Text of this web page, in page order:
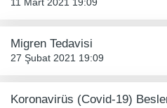
11 Mart 2021 19:09
Migren Tedavisi
27 Şubat 2021 19:09
Koronavirüs (Covid-19)